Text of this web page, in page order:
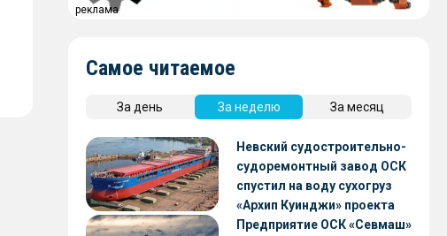
реклама
Самое читаемое
За день За неделю За месяц
Невский судостроительно-
судоремонтный завод ОСК
спустил на воду сухогруз
«Архип Куинджи» проекта
RSD59
Предприятие ОСК «Севмаш»